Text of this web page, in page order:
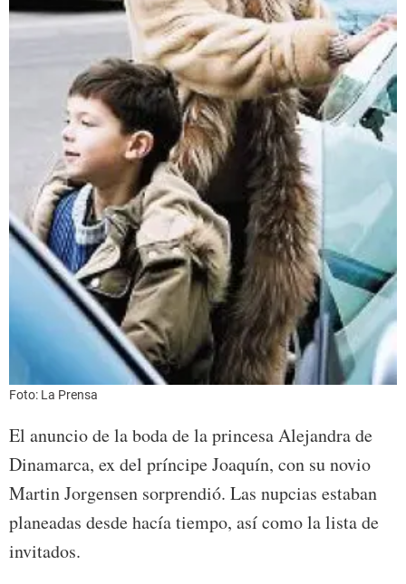
Foto: La Prensa
El anuncio de la boda de la princesa Alejandra de
Dinamarca, ex del príncipe Joaquín, con su novio
Martin Jorgensen sorprendió. Las nupcias estaban
planeadas desde hacía tiempo, así como la lista de
invitados.